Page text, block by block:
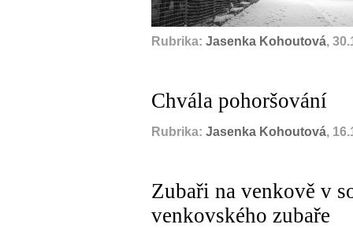
Rubrika: Jasenka Kohoutová,
Chvála pohoršování
Rubrika: Jasenka Kohoutová,
Zubaři na venkově v
venkovského zubaře